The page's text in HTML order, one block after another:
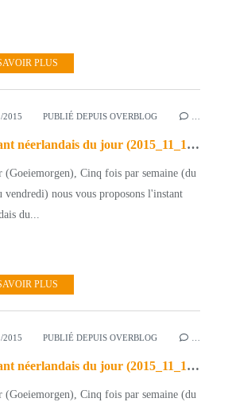
PLUS
2015 PUBLIÉ DEPUIS OVERBLOG
L'instant néerlandais du jour (2015_11_13): 11 november om 11.11 uur
(Goeiemorgen), Cinq fois par semaine (du
vendredi) nous vous proposons l'instant
du...
PLUS
2015 PUBLIÉ DEPUIS OVERBLOG
L'instant néerlandais du jour (2015_11_12): Sint Maarten
(Goeiemorgen), Cinq fois par semaine (du